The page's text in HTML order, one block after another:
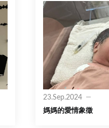
23.Sep.2024
媽媽的愛情象徵